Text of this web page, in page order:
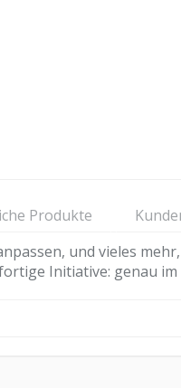
Produkte
und vieles
Initiative: genau